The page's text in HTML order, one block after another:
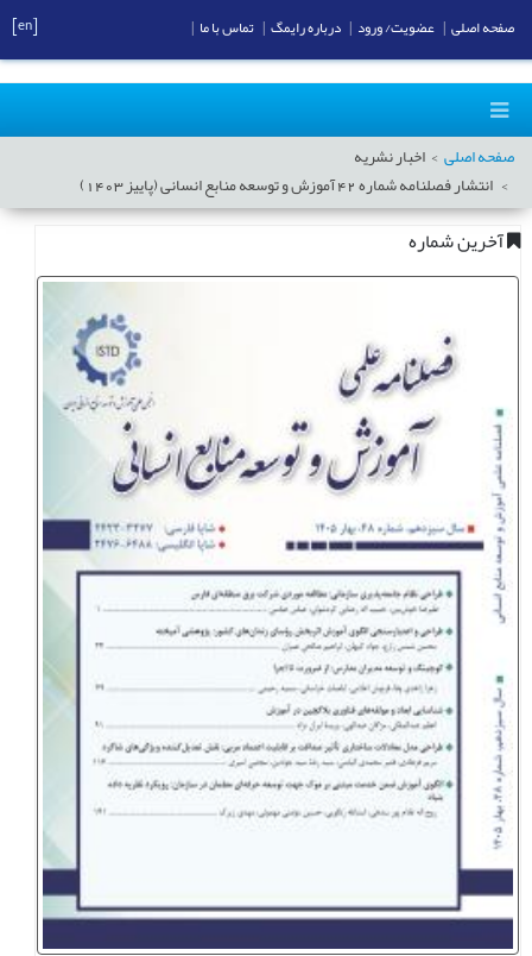
صفحه اصلی
اخبار نشریه
انتشار فصلنامه شماره 42 آموزش و توسعه منابع انسانی (پاییز 1403)
آخرین شماره
صفحه اصلی عضویت/ ورود درباره رایمگ تماس با ما